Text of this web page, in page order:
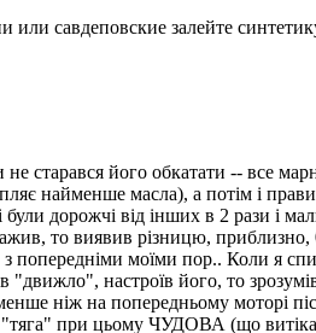
савдеповские залейте
старався його обкатати -- все
найменше масла), а потім і
дорожчі від інших в 2 рази і
то виявив різницю,
з попередніми моїми пор.. Коли я
настроїв його, то
ніж на попередньому моторі
при цьому ЧУДОВА (що витікає